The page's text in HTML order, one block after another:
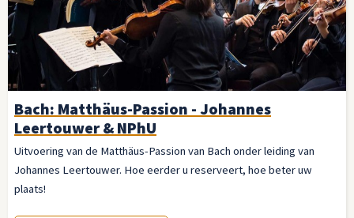
Bach: Matthäus-Passion - Johannes
Leertouwer & NPhU
Uitvoering van de Matthäus-Passion van Bach onder leiding van
Johannes Leertouwer. Hoe eerder u reserveert, hoe beter uw
plaats!